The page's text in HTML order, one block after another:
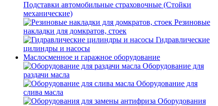
Подставки автомобильные страховочные (Стойки
механические)
Резиновые
накладки для домкратов, стоек
Гидравлические
цилиндры и насосы
Маслосменное и гаражное оборудование
Оборудование для
раздачи масла
Оборудование для
слива масла
Оборудования